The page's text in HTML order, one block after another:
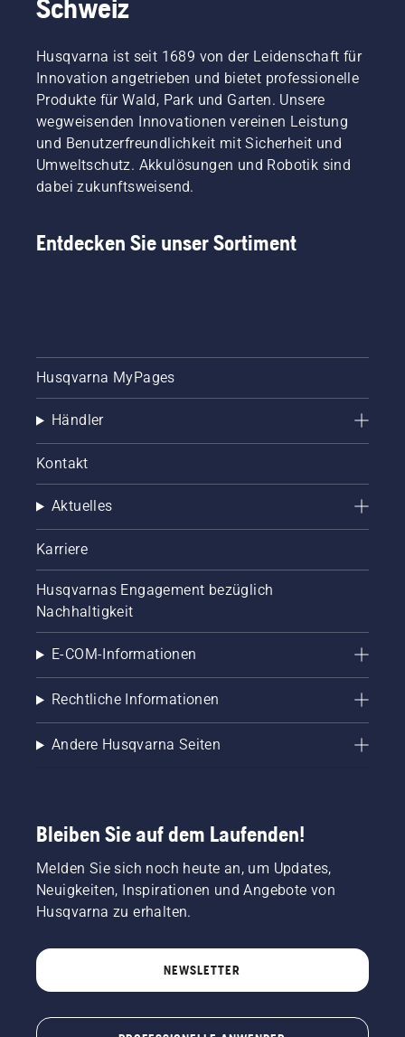
Bedürfnissen der Kunden gerecht zu werden.
unsere Profi-Kettensägen und Kettensägen für
Arboristen.
Schweiz
Husqvarna ist seit 1689 von der Leidenschaft für
Innovation angetrieben und bietet professionelle
Produkte für Wald, Park und Garten. Unsere
wegweisenden Innovationen vereinen Leistung
und Benutzerfreundlichkeit mit Sicherheit und
Umweltschutz. Akkulösungen und Robotik sind
dabei zukunftsweisend.
Entdecken Sie unser Sortiment
Husqvarna MyPages
Händler
Kontakt
Aktuelles
Karriere
Husqvarnas Engagement bezüglich
Nachhaltigkeit
E-COM-Informationen
Rechtliche Informationen
Andere Husqvarna Seiten
Bleiben Sie auf dem Laufenden!
Melden Sie sich noch heute an, um Updates,
Neuigkeiten, Inspirationen und Angebote von
Husqvarna zu erhalten.
NEWSLETTER